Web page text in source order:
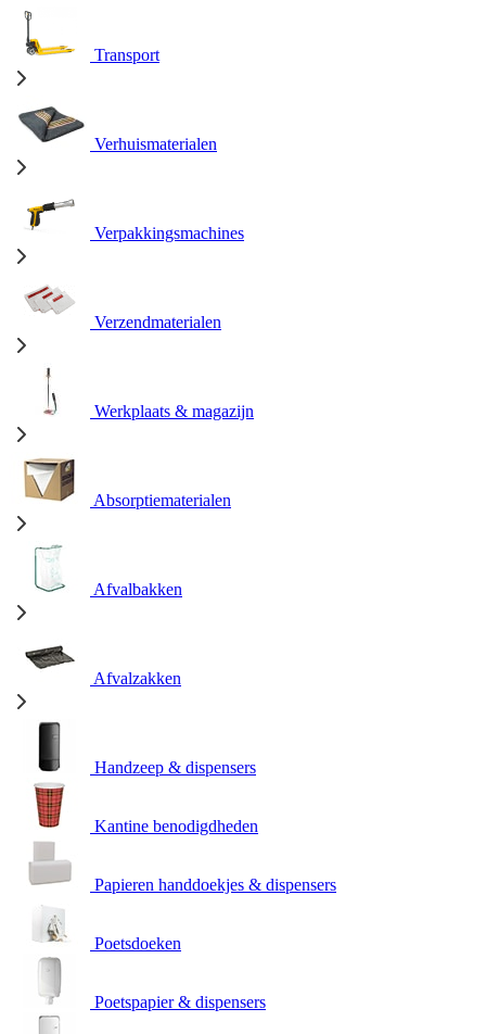
Transport
Verhuismaterialen
Verpakkingsmachines
Verzendmaterialen
Werkplaats & magazijn
Absorptiematerialen
Afvalbakken
Afvalzakken
Handzeep & dispensers
Kantine benodigdheden
Papieren handdoekjes & dispensers
Poetsdoeken
Poetspapier & dispensers